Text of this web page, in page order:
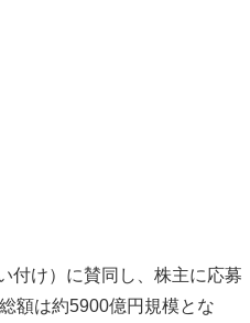
付け）に賛同し、株主に応募
額は約5900億円規模とな